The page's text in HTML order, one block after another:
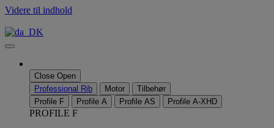
Videre til indhold
Close Open
Professional Rib
Motor
Tilbehør
Profile F
Profile A Profile AS Profile A-XHD
PROFILE F